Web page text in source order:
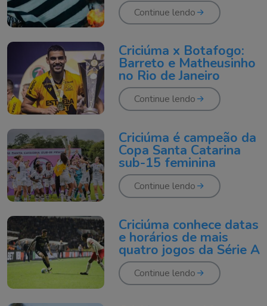
Continue lendo
Criciúma x Botafogo:
Barreto e Matheusinho
no Rio de Janeiro
Continue lendo
Criciúma é campeão da
Copa Santa Catarina
sub-15 feminina
Continue lendo
Criciúma conhece datas
e horários de mais
quatro jogos da Série A
Continue lendo